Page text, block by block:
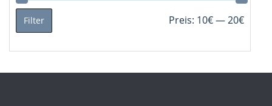
Min.
Max.
Filter Preis: 10€—20€